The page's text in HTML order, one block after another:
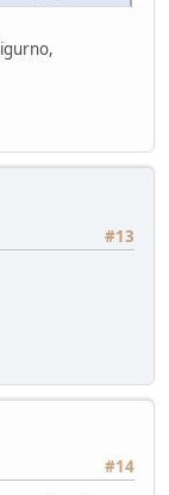
#13
#14